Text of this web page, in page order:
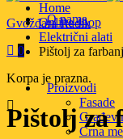
O nama
Proizvodi
Fasade
Crna
Gvožđara Radik
0
Korpa je prazna.
Home
Online shop
Električni alati
Pištolj za
Pištolj za